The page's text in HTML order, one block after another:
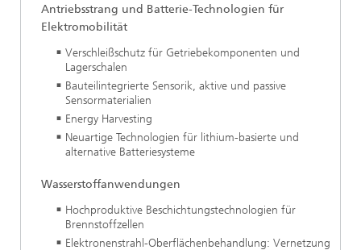
Antriebsstrang und Batterie-Technologien für
Elektromobilität
Verschleißschutz für Getriebekomponenten und
Lagerschalen
Bauteilintegrierte Sensorik, aktive und passive
Sensormaterialien
Energy Harvesting
Neuartige Technologien für lithium-basierte und
alternative Batteriesysteme
Wasserstoffanwendungen
Hochproduktive Beschichtungstechnologien für
Brennstoffzellen
Elektronenstrahl-Oberflächenbehandlung: Vernetzung